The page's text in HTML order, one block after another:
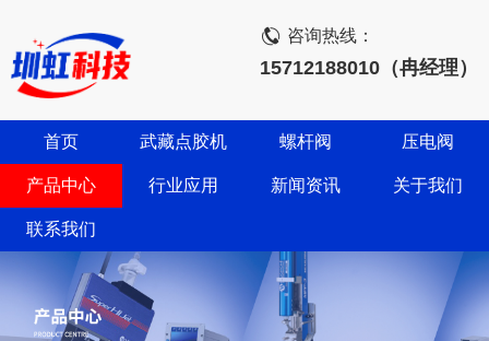
咨询热线：
15712188010（冉经理）
首页 武藏点胶机 螺杆阀 压电阀
产品中心 行业应用 新闻资讯 关于我们
联系我们